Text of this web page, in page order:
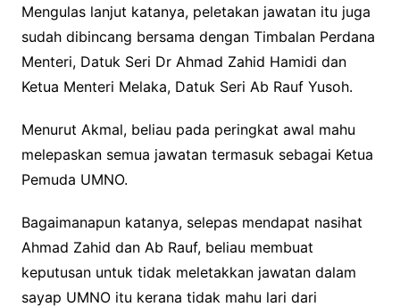
Mengulas lanjut katanya, peletakan jawatan itu juga
sudah dibincang bersama dengan Timbalan Perdana
Menteri, Datuk Seri Dr Ahmad Zahid Hamidi dan
Ketua Menteri Melaka, Datuk Seri Ab Rauf Yusoh.
Menurut Akmal, beliau pada peringkat awal mahu
melepaskan semua jawatan termasuk sebagai Ketua
Pemuda UMNO.
Bagaimanapun katanya, selepas mendapat nasihat
Ahmad Zahid dan Ab Rauf, beliau membuat
keputusan untuk tidak meletakkan jawatan dalam
sayap UMNO itu kerana tidak mahu lari dari